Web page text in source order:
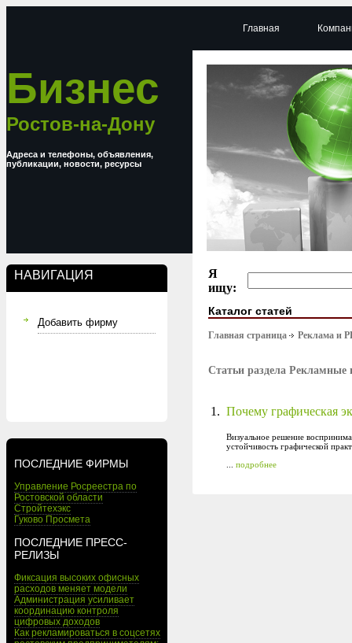
Бизнес
Ростов-на-Дону
Адреса и телефоны, объявления,
публикации, новости, ресурсы
НАВИГАЦИЯ
Добавить фирму
ПОСЛЕДНИЕ ФИРМЫ
Управление Росреестра по
Ростовской области
Стройтехэкс
Гуково Просмета
ПОСЛЕДНИЕ ПРЕСС-
РЕЛИЗЫ
Фиксация высоких офисных
расходов меняет модели
Администрация усиливает
координацию контроля
цифровых доходов
Как рекламироваться в соцсетях
Главная
Я
ищу:
Каталог статей
Главная страница Реклама и
Статьи раздела Рекламные
1. Почему графическая
Визуальное решение
устойчивость графической
подробнее